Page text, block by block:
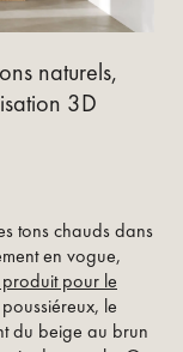
naturels,
3D
tons chauds dans
en vogue,
pour le
le
du beige au brun